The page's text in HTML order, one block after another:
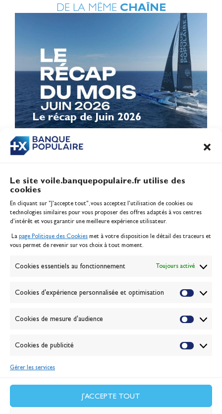
Le site voile.banquepopulaire.fr utilise des
cookies
En cliquant sur "J'accepte tout", vous acceptez l’utilisation de cookies ou
technologies similaires pour vous proposer des offres adaptés à vos centres
d’intérêt et vous garantir une meilleure expérience utilisateur.
La page Politique des Cookies met à votre disposition le détail des traceurs et
vous permet de revenir sur vos choix à tout moment.
Cookies essentiels au fonctionnement Toujours activé
Cookies d'expérience personnalisée et optimisation
Cookies de mesure d'audience
Cookies de publicité
Gérer les services
J'ACCEPTE TOUT
DE LA MÊME CHAÎNE
Le récap de Juin 2026
Inscription serveur média
Contact
Politique des cookies
Banque de la voile
Passion Voile TV
ABONNEZ-VOUS
J'accepte lapolitique de confidentialité